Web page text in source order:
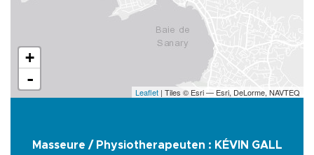
+
-
Leaflet | Tiles © Esri — Esri, DeLorme, NAVTEQ
Masseure / Physiotherapeuten : KÉVIN GALL